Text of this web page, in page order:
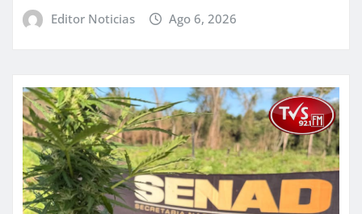
Editor Noticias Ago 6, 2026